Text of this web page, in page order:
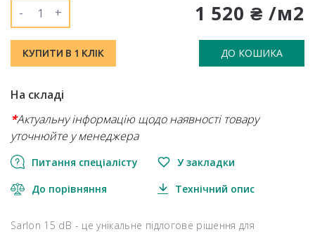
1 520 ₴ /м2
- +
КУПИТИ В 1 КЛІК ДО КОШИКА
На складі
*Актуальну інформацію щодо наявності товару
уточнюйте у менеджера
Питання спеціалісту У закладки
До порівняння Технічний опис
Sarlon 15 dB - це унікальне підлогове рішення для